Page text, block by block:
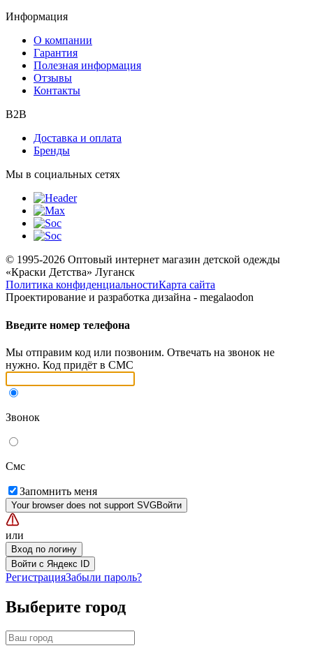
Информация
О компании
Гарантия
Полезная информация
Отзывы
Контакты
B2B
Доставка и оплата
Бренды
Мы в социальных сетях
© 1995-2026 Оптовый интернет магазин детской одежды
«Краски Детства» Луганск
Политика конфиденциальностиКарта сайта
Проектирование и разработка дизайна - megalaodon
Введите номер телефона
Мы отправим код или позвоним. Отвечать на звонок не
нужно. Код придёт в СМС
Звонок
Смс
Запомнить меня
Your browser does not support SVGВойти
или
Вход по логину
Войти с Яндекс ID
РегистрацияЗабыли пароль?
Выберите город